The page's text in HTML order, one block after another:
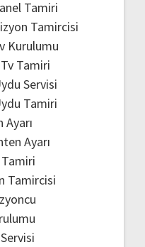
Tamiri
Tamircisi
Kurulumu
Tamiri
Servisi
Tamiri
Ayarı
Tamircisi